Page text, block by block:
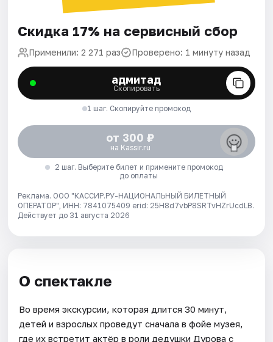
Скидка 17% на сервисный сбор
Применили: 2 271 раз Проверено: 1 минуту назад
адмитад
Скопировать
1 шаг. Скопируйте промокод
от 300 ₽
на Kassir.ru
2 шаг. Выберите билет и примените промокод
до оплаты
Реклама. ООО "КАССИР.РУ-НАЦИОНАЛЬНЫЙ БИЛЕТНЫЙ
ОПЕРАТОР", ИНН: 7841075409 erid: 25H8d7vbP8SRTvHZrUcdLB.
Действует до 31 августа 2026
О спектакле
Во время экскурсии, которая длится 30 минут,
детей и взрослых проведут сначала в фойе музея,
где их встретит актёр в роли дедушки Дурова с